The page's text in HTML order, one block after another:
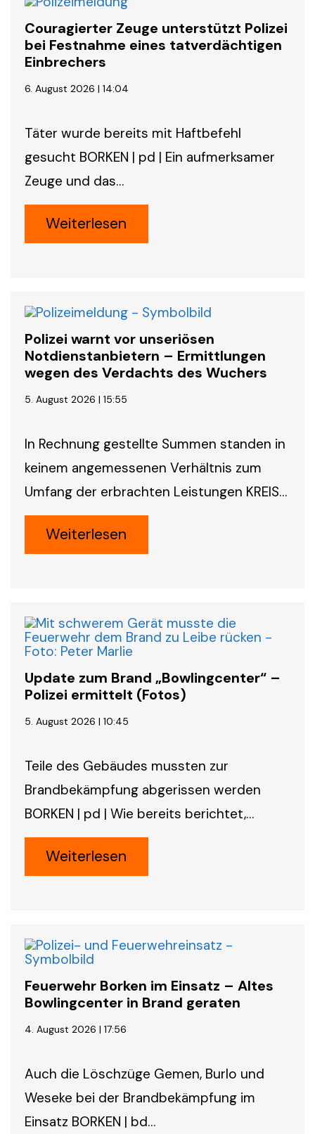
Couragierter Zeuge unterstützt Polizei
bei Festnahme eines tatverdächtigen
Einbrechers
6. August 2026 | 14:04
Täter wurde bereits mit Haftbefehl
gesucht BORKEN | pd | Ein aufmerksamer
Zeuge und das…
Weiterlesen
Polizei warnt vor unseriösen
Notdienstanbietern – Ermittlungen
wegen des Verdachts des Wuchers
5. August 2026 | 15:55
In Rechnung gestellte Summen standen in
keinem angemessenen Verhältnis zum
Umfang der erbrachten Leistungen KREIS…
Weiterlesen
Update zum Brand „Bowlingcenter“ –
Polizei ermittelt (Fotos)
5. August 2026 | 10:45
Teile des Gebäudes mussten zur
Brandbekämpfung abgerissen werden
BORKEN | pd | Wie bereits berichtet,…
Weiterlesen
Feuerwehr Borken im Einsatz – Altes
Bowlingcenter in Brand geraten
4. August 2026 | 17:56
Auch die Löschzüge Gemen, Burlo und
Weseke bei der Brandbekämpfung im
Einsatz BORKEN | bd…